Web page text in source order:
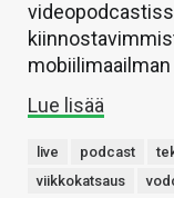
Lue lisää
live podcast
viikkokatsaus